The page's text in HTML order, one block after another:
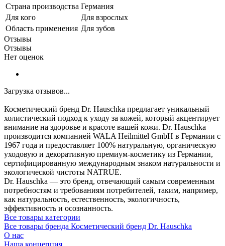
Страна производства Германия
Для кого
Для взрослых
Область применения Для зубов
Отзывы
Отзывы
Нет оценок
Загрузка отзывов...
Косметический бренд Dr. Hauschka предлагает уникальный
холистический подход к уходу за кожей, который акцентирует
внимание на здоровье и красоте вашей кожи. Dr. Hauschka
производится компанией WALA Heilmittel GmbH в Германии с
1967 года и предоставляет 100% натуральную, органическую
уходовую и декоративную премиум-косметику из Германии,
сертифицированную международным знаком натуральности и
экологической чистоты NATRUE.
Dr. Hauschka — это бренд, отвечающий самым современным
потребностям и требованиям потребителей, таким, например,
как натуральность, естественность, экологичность,
эффективность и осознанность.
Все товары категории
Все товары бренда Косметический бренд Dr. Hauschka
О нас
Наша концепция